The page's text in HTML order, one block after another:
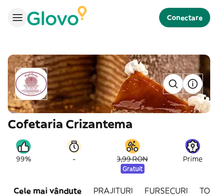
Conectare
Cofetaria Crizantema
99% - 3,99 RON
Gratuit
Prime
Cele mai vândute PRAJITURI FURSECURI